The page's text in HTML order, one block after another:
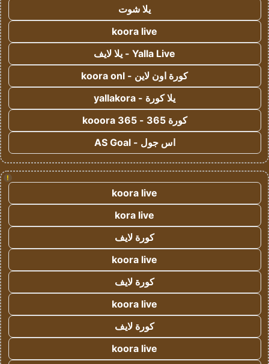
يلا شوت
koora live
Yalla Live - يلا لايف
كورة اون لاين - koora onl
يلا كورة - yallakora
كورة 365 - kooora 365
اس جول - AS Goal
!
koora live
kora live
كورة لايف
koora live
كورة لايف
koora live
كورة لايف
koora live